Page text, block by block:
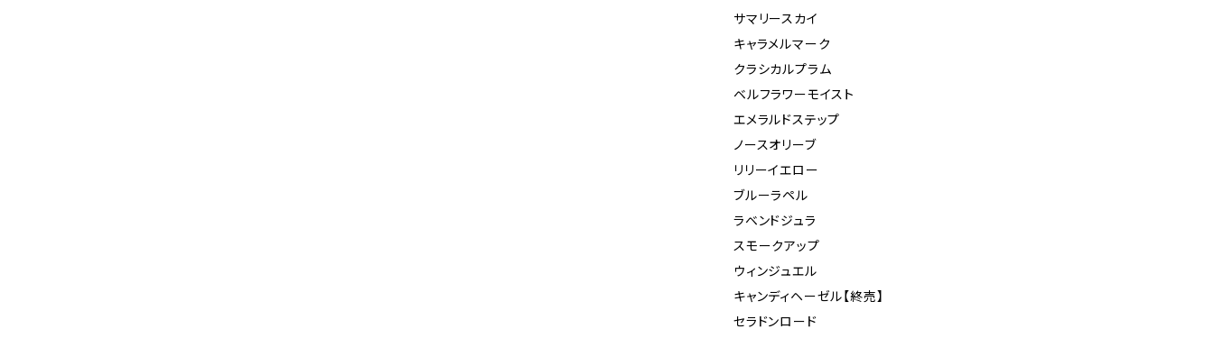
サマリースカイ
キャラメルマーク
クラシカルプラム
ベルフラワーモイスト
エメラルドステップ
ノースオリーブ
リリーイエロー
ブルーラペル
ラベンドジュラ
スモークアップ
ウィンジュエル
キャンディヘーゼル【終売】
セラドンロード